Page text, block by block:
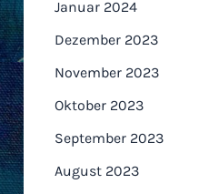
Januar 2024
Dezember 2023
November 2023
Oktober 2023
September 2023
August 2023